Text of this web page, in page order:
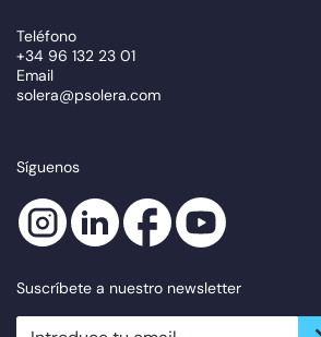
Teléfono
+34 96 132 23 01
Email
solera@psolera.com
Síguenos
Suscríbete a nuestro newsletter
newsletter.suscribe